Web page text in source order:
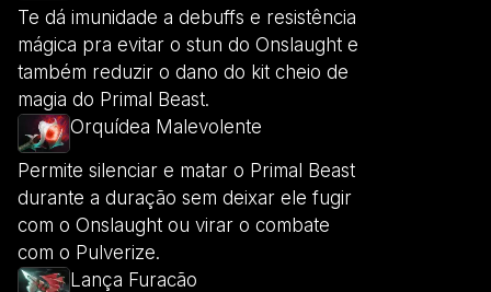
Te dá imunidade a debuffs e resistência
mágica pra evitar o stun do Onslaught e
também reduzir o dano do kit cheio de
magia do Primal Beast.
Orquídea Malevolente
Permite silenciar e matar o Primal Beast
durante a duração sem deixar ele fugir
com o Onslaught ou virar o combate
com o Pulverize.
Lança Furacão